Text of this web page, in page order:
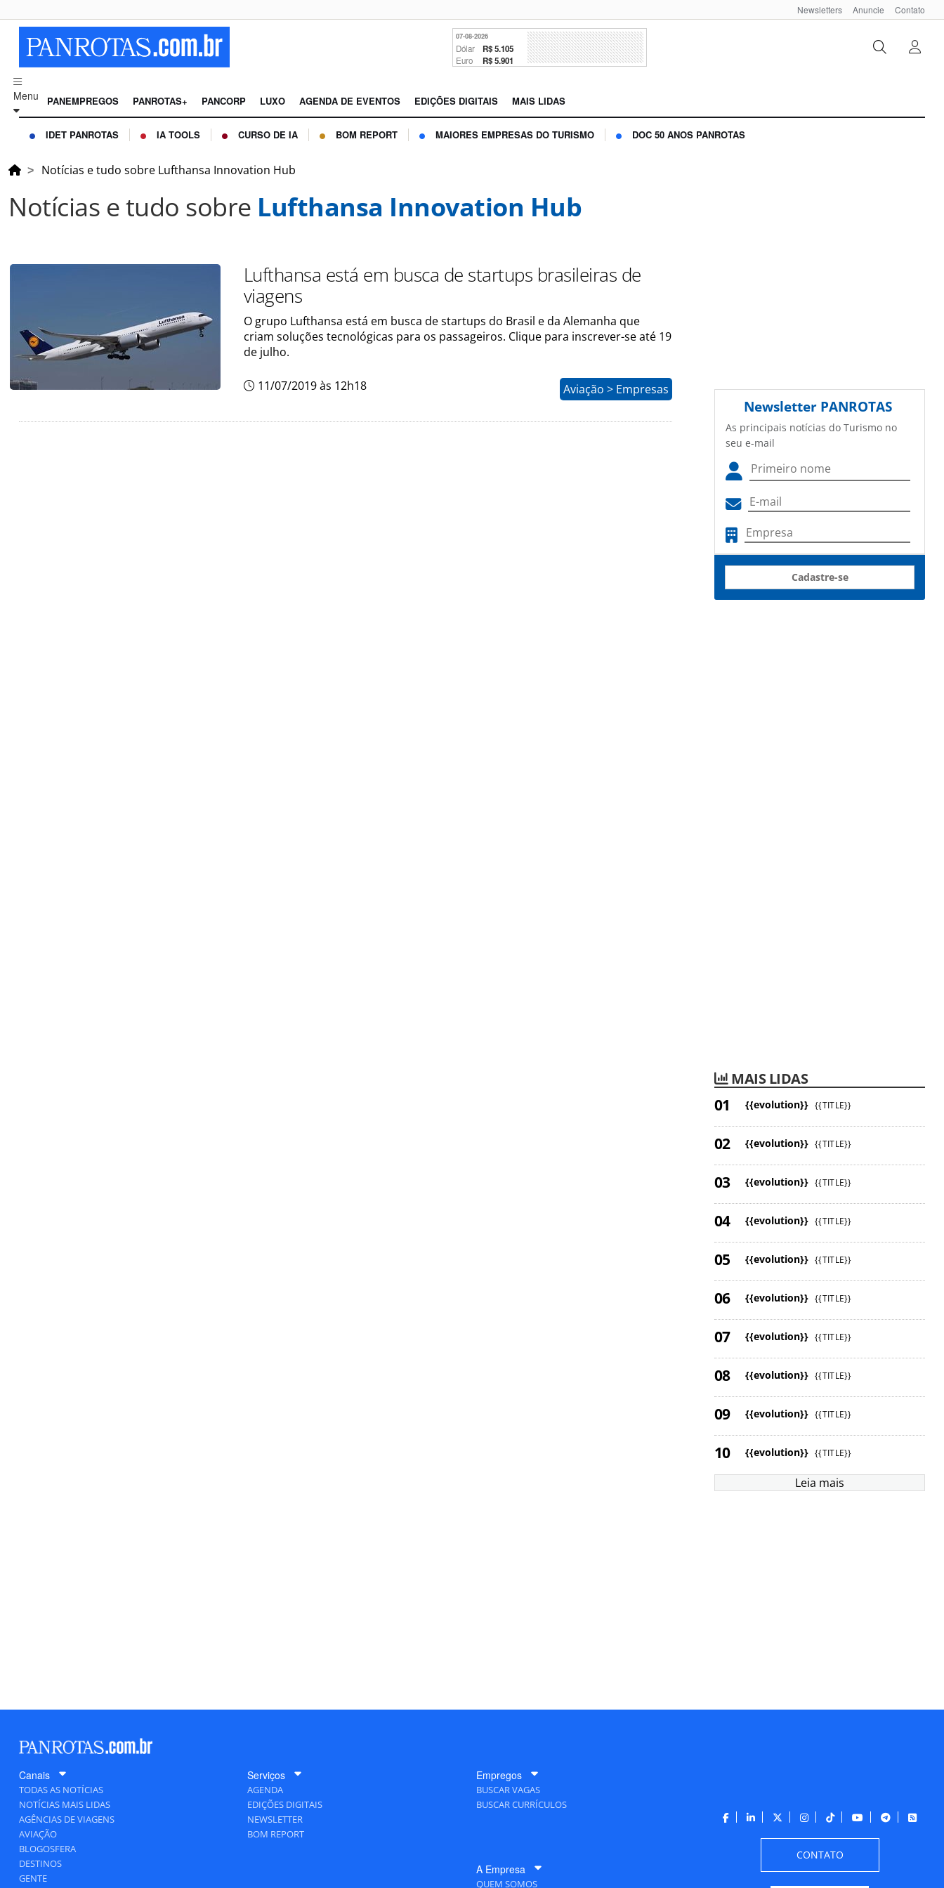
Newsletters Anuncie Contato
07-08-2026
Dólar R$ 5.105
Euro R$ 5.901
Menu PANEMPREGOS PANROTAS+ PANCORP LUXO AGENDA DE EVENTOS EDIÇÕES DIGITAIS MAIS LIDAS
IDET PANROTAS IA TOOLS CURSO DE IA BOM REPORT MAIORES EMPRESAS DO TURISMO DOC 50 ANOS PANROTAS
Notícias e tudo sobre Lufthansa Innovation Hub
Notícias e tudo sobre Lufthansa Innovation Hub
Lufthansa está em busca de startups brasileiras de
viagens
O grupo Lufthansa está em busca de startups do Brasil e da Alemanha que
criam soluções tecnológicas para os passageiros. Clique para inscrever-se até 19
de julho.
11/07/2019 às 12h18 Aviação > Empresas
Newsletter PANROTAS
As principais notícias do Turismo no
seu e-mail
Cadastre-se
MAIS LIDAS
{{evolution}} {{TITLE}}
{{evolution}} {{TITLE}}
{{evolution}} {{TITLE}}
{{evolution}} {{TITLE}}
{{evolution}} {{TITLE}}
{{evolution}} {{TITLE}}
{{evolution}} {{TITLE}}
{{evolution}} {{TITLE}}
{{evolution}} {{TITLE}}
{{evolution}} {{TITLE}}
Leia mais
Canais
TODAS AS NOTÍCIAS
NOTÍCIAS MAIS LIDAS
AGÊNCIAS DE VIAGENS
AVIAÇÃO
BLOGOSFERA
DESTINOS
GENTE
Serviços
AGENDA
EDIÇÕES DIGITAIS
NEWSLETTER
BOM REPORT
Empregos
BUSCAR VAGAS
BUSCAR CURRÍCULOS
A Empresa
QUEM SOMOS
CONTATO